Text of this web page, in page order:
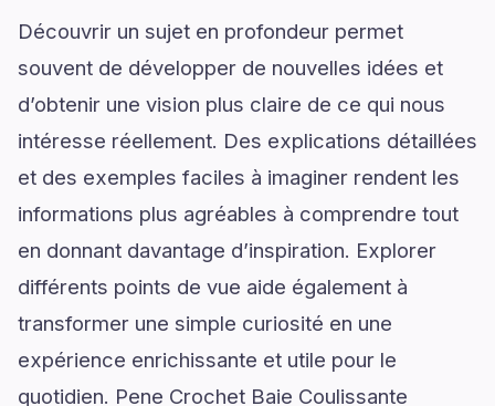
Découvrir un sujet en profondeur permet
souvent de développer de nouvelles idées et
d’obtenir une vision plus claire de ce qui nous
intéresse réellement. Des explications détaillées
et des exemples faciles à imaginer rendent les
informations plus agréables à comprendre tout
en donnant davantage d’inspiration. Explorer
différents points de vue aide également à
transformer une simple curiosité en une
expérience enrichissante et utile pour le
quotidien. Pene Crochet Baie Coulissante